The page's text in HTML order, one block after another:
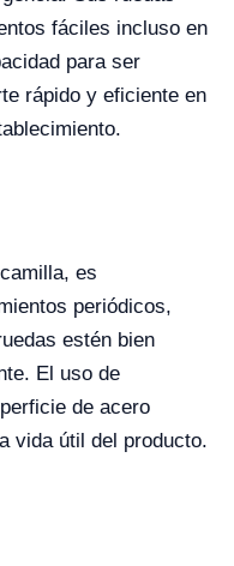
fáciles incluso en
para ser
rápido y eficiente en
es
periódicos,
estén bien
El uso de
de acero
vida útil del producto.